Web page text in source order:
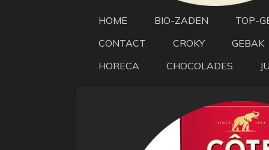
HOME BIO-ZADEN TOP-
CONTACT
CROKY GEBAK
HORECA
CHOCOLADES